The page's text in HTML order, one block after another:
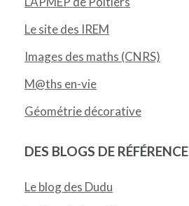
Le site des IREM
Images des maths (CNRS)
M@ths en-vie
Géométrie décorative
DES BLOGS DE RÉFÉRENCE
Le blog des Dudu